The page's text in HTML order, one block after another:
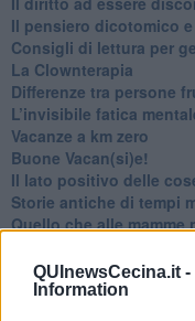
QUInewsCecina.it -
Information
​Il pensiero dicotomico
​Consigli di lettura per
​La Clownterapia
​Differenze tra persone
L’invisibile fatica
Vacanze a km zero
​Buone Vacan(si)e!
​Il lato positivo delle
​Storie antiche di tempi
​Quello che alle mamme
Homo imbecillis
​4 anni di Blog